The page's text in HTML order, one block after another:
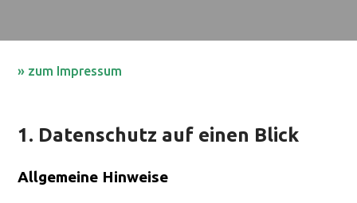
» zum Impressum
1. Datenschutz auf einen Blick
Allgemeine Hinweise